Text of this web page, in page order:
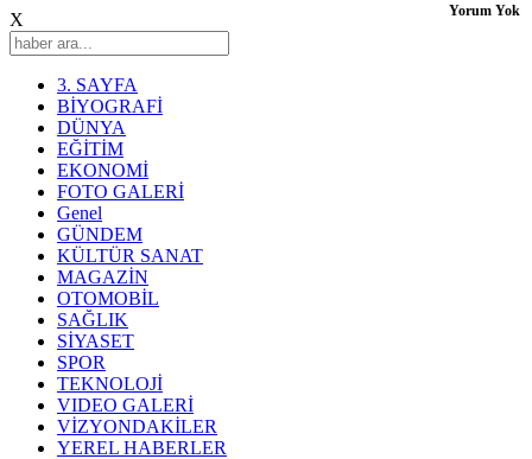
X
3. SAYFA
BİYOGRAFİ
DÜNYA
EĞİTİM
EKONOMİ
FOTO GALERİ
Genel
GÜNDEM
KÜLTÜR SANAT
MAGAZİN
OTOMOBİL
SAĞLIK
SİYASET
SPOR
TEKNOLOJİ
VIDEO GALERİ
VİZYONDAKİLER
YEREL HABERLER
Yorum Yok